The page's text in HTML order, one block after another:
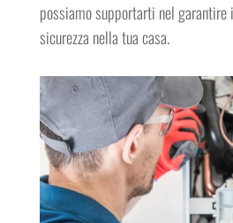
possiamo supportarti nel
sicurezza nella tua casa.